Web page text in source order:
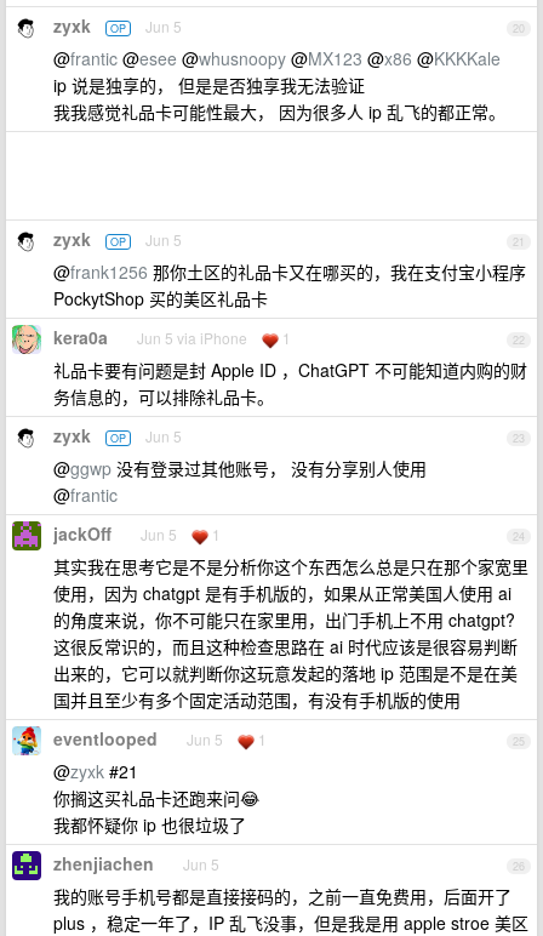
20
zyxk OP Jun 5
@frantic @esee @whusnoopy @MX123 @x86 @KKKKale
ip 说是独享的， 但是是否独享我无法验证
我我感觉礼品卡可能性最大， 因为很多人 ip 乱飞的都正常。
21
zyxk OP Jun 5
@frank1256 那你土区的礼品卡又在哪买的，我在支付宝小程序
PockytShop 买的美区礼品卡
22
kera0a Jun 5 via iPhone 1
礼品卡要有问题是封 Apple ID ，ChatGPT 不可能知道内购的财
务信息的，可以排除礼品卡。
23
zyxk OP Jun 5
@ggwp 没有登录过其他账号， 没有分享别人使用
@frantic
24
jackOff Jun 5 1
其实我在思考它是不是分析你这个东西怎么总是只在那个家宽里
使用，因为 chatgpt 是有手机版的，如果从正常美国人使用 ai
的角度来说，你不可能只在家里用，出门手机上不用 chatgpt?
这很反常识的，而且这种检查思路在 ai 时代应该是很容易判断
出来的，它可以就判断你这玩意发起的落地 ip 范围是不是在美
国并且至少有多个固定活动范围，有没有手机版的使用
25
eventlooped Jun 5 1
@zyxk #21
你搁这买礼品卡还跑来问😂
我都怀疑你 ip 也很垃圾了
26
zhenjiachen Jun 5
我的账号手机号都是直接接码的，之前一直免费用，后面开了
plus ，稳定一年了，IP 乱飞没事，但是我是用 apple stroe 美区